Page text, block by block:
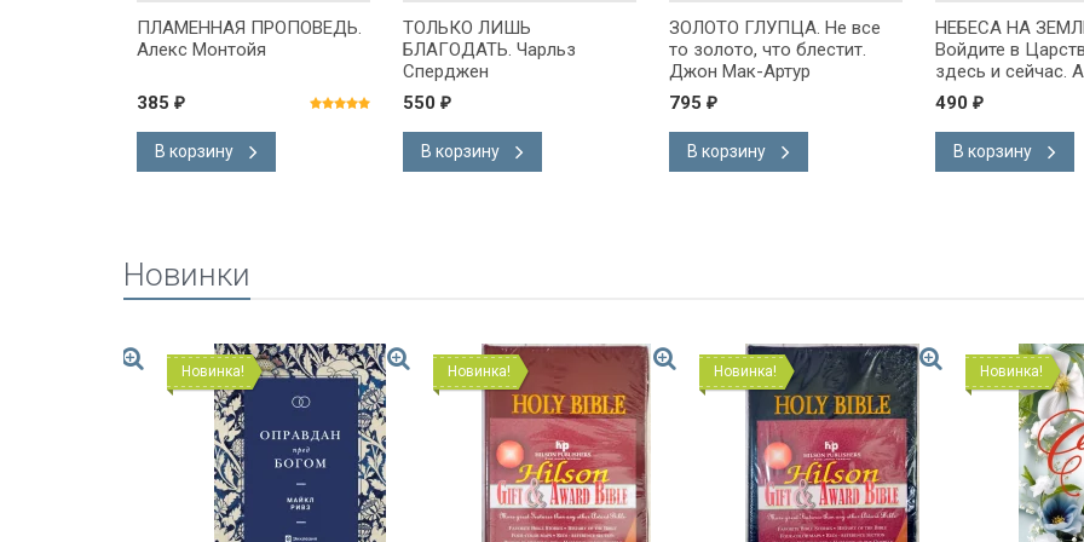
ПЛАМЕННАЯ ПРОПОВЕДЬ.
Алекс Монтойя
385 ₽
В корзину
ТОЛЬКО ЛИШЬ
БЛАГОДАТЬ. Чарльз
Сперджен
550 ₽
В корзину
ЗОЛОТО ГЛУПЦА. Не все
то золото, что блестит.
Джон Мак-Артур
795 ₽
В корзину
НЕБЕСА НА
Войдите в
здесь и сейчас.
Стритт
490 ₽
В корзину
Новинки
Новинка! Новинка! Новинка! Новинка!